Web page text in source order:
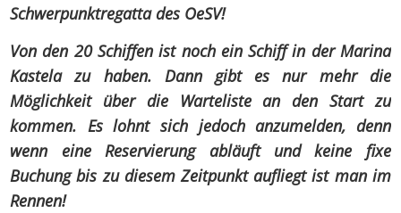
Schwerpunktregatta des OeSV!
Von den 20 Schiffen ist noch ein Schiff in der Marina
Kastela zu haben. Dann gibt es nur mehr die
Möglichkeit über die Warteliste an den Start zu
kommen. Es lohnt sich jedoch anzumelden, denn
wenn eine Reservierung abläuft und keine fixe
Buchung bis zu diesem Zeitpunkt aufliegt ist man im
Rennen!